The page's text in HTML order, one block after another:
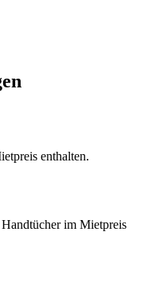
enthalten.
im Mietpreis